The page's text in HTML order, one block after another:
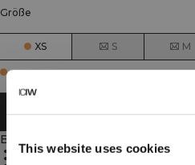
This website uses cookies
Größe
XS S M
Few in stock
IN DEN
Beschreibung
Crop-Passform